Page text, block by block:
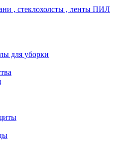
, стеклохолсты , ленты ПИЛ
для уборки